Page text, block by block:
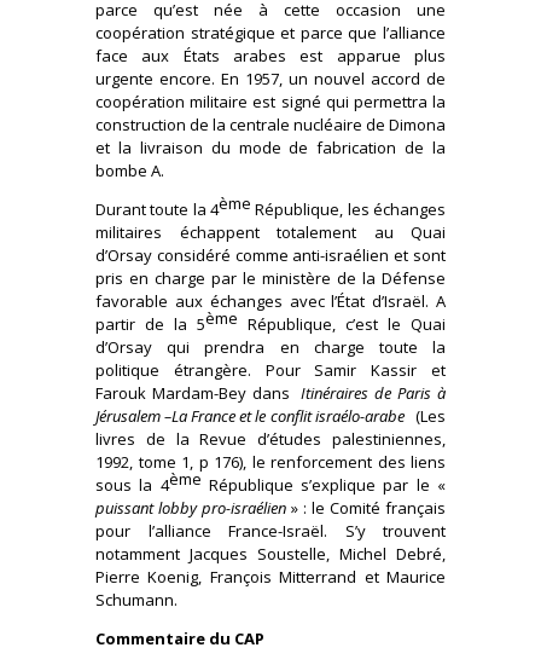
parce qu’est née à cette occasion une
coopération stratégique et parce que l’alliance
face aux États arabes est apparue plus
urgente encore. En 1957, un nouvel accord de
coopération militaire est signé qui permettra la
construction de la centrale nucléaire de Dimona
et la livraison du mode de fabrication de la
bombe A.
Durant toute la 4ème République, les échanges
militaires échappent totalement au Quai
d’Orsay considéré comme anti-israélien et sont
pris en charge par le ministère de la Défense
favorable aux échanges avec l’État d’Israël. A
partir de la 5ème République, c’est le Quai
d’Orsay qui prendra en charge toute la
politique étrangère. Pour Samir Kassir et
Farouk Mardam-Bey dansItinéraires de Paris à
Jérusalem –La France et le conflit israélo-arabe(Les
livres de la Revue d’études palestiniennes,
1992, tome 1, p 176), le renforcement des liens
sous la 4ème République s’explique par le «
puissant lobby pro-israélien » : le Comité français
pour l’alliance France-Israël. S’y trouvent
notamment Jacques Soustelle, Michel Debré,
Pierre Koenig, François Mitterrand et Maurice
Schumann.
Commentaire du CAP